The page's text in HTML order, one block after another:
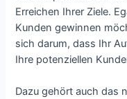
Erreichen Ihrer Ziele.
Kunden gewinnen
sich darum, dass Ihr
Ihre potenziellen
Dazu gehört auch das